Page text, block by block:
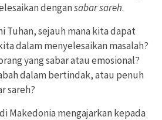
dengansabar sareh.
Tuhan, sejauh mana kita dapat
dalam menyelesaikan masalah?
yang sabar atau emosional?
dalam bertindak, atau penuh
sareh?
Makedonia mengajarkan kepada